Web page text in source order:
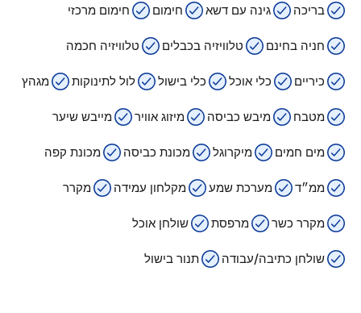
בריכה גינה עם דשא חימום חימום מרכזי
חניה בחינם טלוויזיה בכבלים טלוויזיה חכמה
כיריים כלי אוכל כלי בישול לול לתינוקות מגהץ
מטבח מיבש כביסה מיזוג אוויר מייבש שיער
מים חמים מיקרוגל מכונת כביסה מכונת קפה
ממ״ד מערכת שמע מקלחון עמידה מקרר
מקרר כשר מרפסת שולחן אוכל
שולחן כתיבה/עבודה תנור בישול